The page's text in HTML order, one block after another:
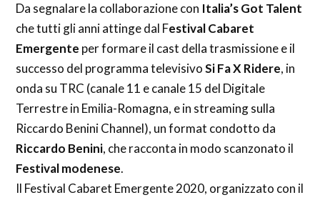
Da segnalare la collaborazione con Italia’s Got Talent
che tutti gli anni attinge dal Festival Cabaret
Emergente per formare il cast della trasmissione e il
successo del programma televisivoSi Fa X Ridere, in
onda su TRC (canale 11 e canale 15 del Digitale
Terrestre in Emilia-Romagna, e in streaming sulla
Riccardo Benini Channel), un format condotto da
Riccardo Benini, che racconta in modo scanzonato il
Festival modenese.
Il Festival Cabaret Emergente 2020, organizzato con il